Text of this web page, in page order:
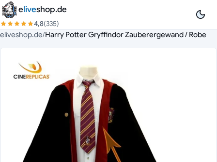
Zum Inhalt springen
eliveshop.de
4,8(335)
eliveshop.de/Harry Potter Gryffindor Zauberergewand / Robe